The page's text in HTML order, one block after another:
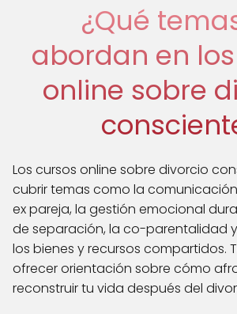
¿Qué
abordan en
online sobre
Los cursos online sobre divorcio
cubrir temas como la
ex pareja, la gestión emocional
de separación, la co-parentalidad
los bienes y recursos compartidos.
ofrecer orientación sobre cómo
reconstruir tu vida después del